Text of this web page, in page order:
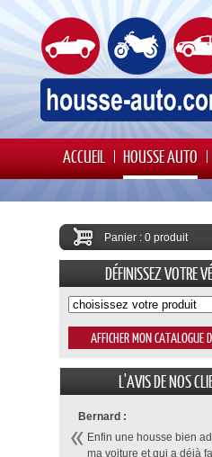
ACCUEIL HOUSSE AUTO
Panier : 0 produit
DÉFINISSEZ VOTRE
L'AVIS DE NOS
Bernard :
Enfin une housse bien
ma voiture et qui a déjà